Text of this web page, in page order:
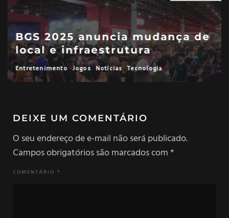
BGS 2025 anuncia mudança de
local e infraestrutura
Entretenimento Jogos Notícias Tecnologia
DEIXE UM COMENTÁRIO
O seu endereço de e-mail não será publicado.
Campos obrigatórios são marcados com*
COMENTÁRIO *